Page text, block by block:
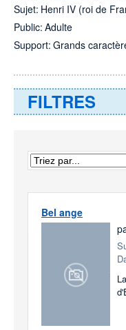
Sujet: Henri IV (roi de
Public: Adulte
Support: Grands
FILTRES
Bel ange